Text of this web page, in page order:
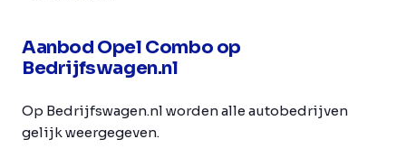
Aanbod Opel Combo op
Bedrijfswagen.nl
Op Bedrijfswagen.nl worden alle autobedrijven
gelijk weergegeven.